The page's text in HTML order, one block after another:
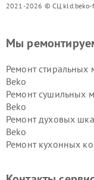
2021-2026 © СЦ kld.beko-
Мы
Ремонт стиральных
Beko
Ремонт сушильных
Beko
Ремонт духовых
Beko
Ремонт кухонных